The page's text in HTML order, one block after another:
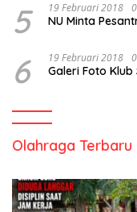
5 19 Februari 2018
NU Minta
6 19 Februari 2018
Galeri Foto
Olahraga Terbaru